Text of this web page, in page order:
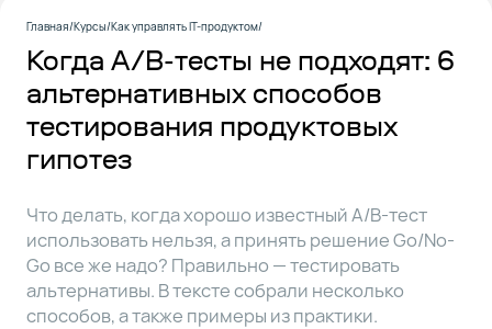
1
A/B тест
2
MVP:
несколько
видов
3
Специальное
предложение
4 Прототип
Главная Курсы Как управлять IT-продуктом
Когда A/B-тесты не подходят: 6
альтернативных способов
тестирования продуктовых
гипотез
Что делать, когда хорошо известный A/B-тест
использовать нельзя, а принять решение Go/No-
Go все же надо? Правильно — тестировать
альтернативы. В тексте собрали несколько
способов, а также примеры из практики.